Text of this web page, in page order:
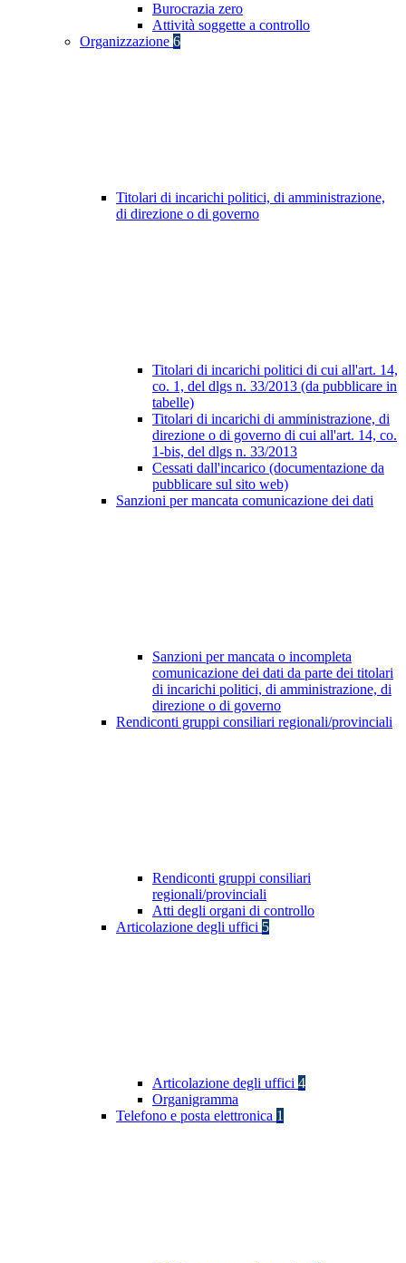
Burocrazia zero
Attività soggette a controllo
Organizzazione 6
Titolari di incarichi politici, di amministrazione,
di direzione o di governo
Titolari di incarichi politici di cui all'art. 14,
co. 1, del dlgs n. 33/2013 (da pubblicare in
tabelle)
Titolari di incarichi di amministrazione, di
direzione o di governo di cui all'art. 14, co.
1-bis, del dlgs n. 33/2013
Cessati dall'incarico (documentazione da
pubblicare sul sito web)
Sanzioni per mancata comunicazione dei dati
Sanzioni per mancata o incompleta
comunicazione dei dati da parte dei titolari
di incarichi politici, di amministrazione, di
direzione o di governo
Rendiconti gruppi consiliari regionali/provinciali
Rendiconti gruppi consiliari
regionali/provinciali
Atti degli organi di controllo
Articolazione degli uffici 5
Articolazione degli uffici 4
Organigramma
Telefono e posta elettronica 1